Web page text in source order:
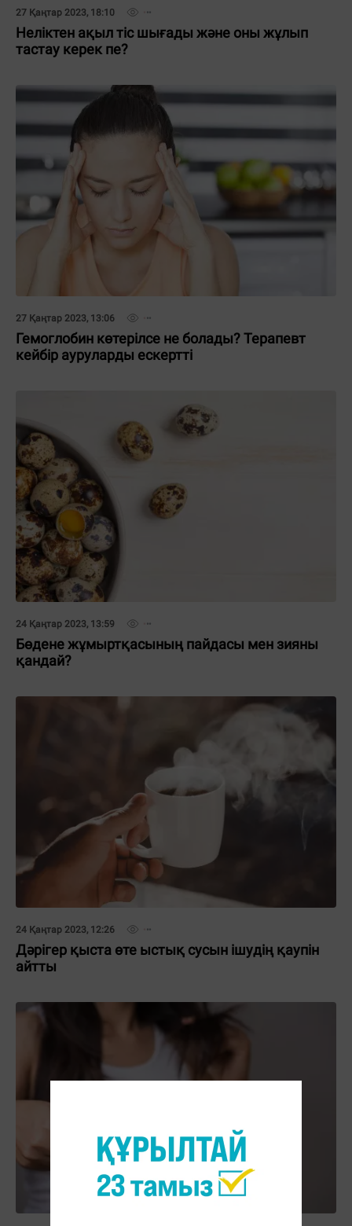
27 Қаңтар 2023, 18:10
Неліктен ақыл тіс шығады және оны жұлып
тастау керек пе?
27 Қаңтар 2023, 13:06
Гемоглобин көтерілсе не болады? Терапевт
кейбір ауруларды ескертті
24 Қаңтар 2023, 13:59
Бөдене жұмыртқасының пайдасы мен зияны
қандай?
24 Қаңтар 2023, 12:26
Дәрігер қыста өте ыстық сусын ішудің қаупін
айтты